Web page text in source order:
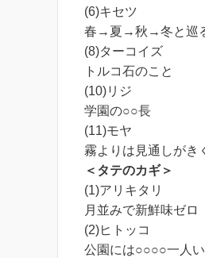
(6)キセツ
春→夏→秋→冬と巡
(8)ターコイズ
トルコ石のこと
(10)リジ
学園の○○長
(11)モヤ
霧よりは見通しがき
＜タテのカギ＞
(1)アリキタリ
月並みで新鮮味ゼロ
(2)ヒトッコ
公園には○○○○一人